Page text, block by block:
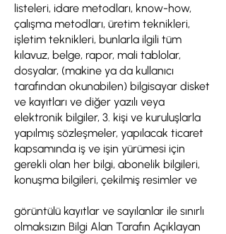
listeleri, idare metodları, know-how,
çalışma metodları, üretim teknikleri,
işletim teknikleri, bunlarla ilgili tüm
kılavuz, belge, rapor, mali tablolar,
dosyalar, (makine ya da kullanıcı
tarafından okunabilen) bilgisayar disket
ve kayıtları ve diğer yazılı veya
elektronik bilgiler, 3. kişi ve kuruluşlarla
yapılmış sözleşmeler, yapılacak ticaret
kapsamında iş ve işin yürümesi için
gerekli olan her bilgi, abonelik bilgileri,
konuşma bilgileri, çekilmiş resimler ve
görüntülü kayıtlar ve sayılanlar ile sınırlı
olmaksızın Bilgi Alan Tarafın Açıklayan